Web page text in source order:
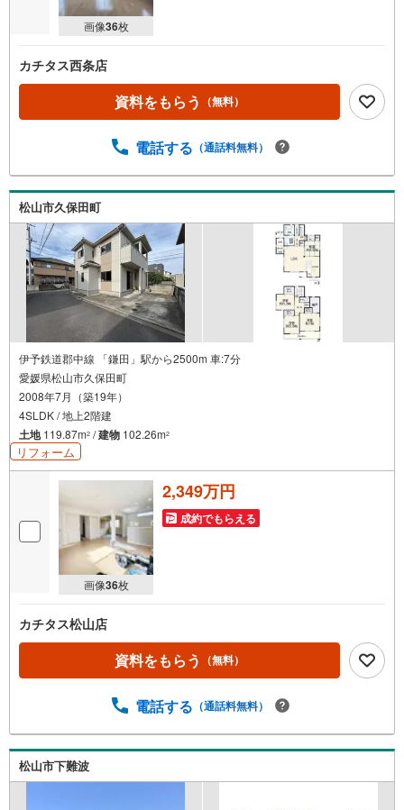
る
画像36枚
カチタス西条店
資料をもらう （無料）
電話する （通話料無料）
松山市久保田町
伊予鉄道郡中線 「鎌田」駅から2500m 車:7分
愛媛県松山市久保田町
2008年7月（築19年）
4SLDK / 地上2階建
土地119.87m2 /建物 102.26m2
リフォーム
画像36枚
2,349万円
成約でもらえる
カチタス松山店
資料をもらう （無料）
電話する （通話料無料）
松山市下難波